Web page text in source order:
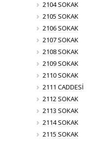
2104 SOKAK
2105 SOKAK
2106 SOKAK
2107 SOKAK
2108 SOKAK
2109 SOKAK
2110 SOKAK
2111 CADDESİ
2112 SOKAK
2113 SOKAK
2114 SOKAK
2115 SOKAK